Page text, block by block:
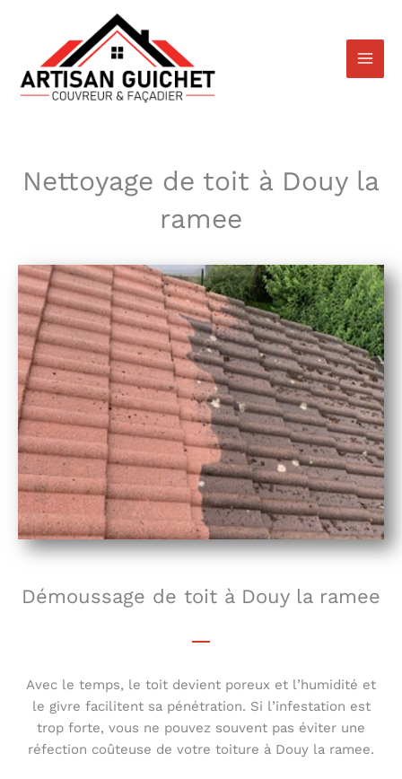
contenu
Nettoyage de toit à Douy la
ramee
Démoussage de toit à Douy la ramee
Avec le temps, le toit devient poreux et l’humidité et
le givre facilitent sa pénétration. Si l’infestation est
trop forte, vous ne pouvez souvent pas éviter une
réfection coûteuse de votre toiture à Douy la ramee.